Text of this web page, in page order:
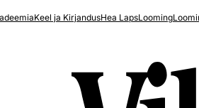
Keel ja KirjandusHea LapsLooming